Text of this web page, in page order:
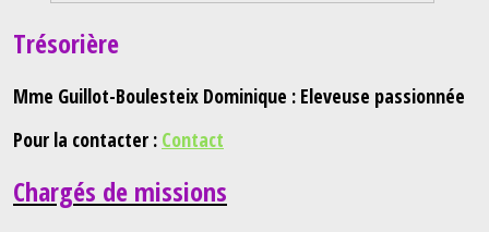
Trésorière
Mme Guillot-Boulesteix Dominique : Eleveuse passionnée
Pour la contacter : Contact
Chargés de missions